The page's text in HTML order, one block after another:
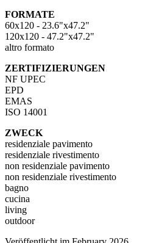
FORMATE
60x120 - 23.6"x47.2"
120x120 - 47.2"x47.2"
altro formato
ZERTIFIZIERUNGEN
NF UPEC
EPD
EMAS
ISO 14001
ZWECK
residenziale pavimento
residenziale rivestimento
non residenziale pavimento
non residenziale rivestimento
bagno
cucina
living
outdoor